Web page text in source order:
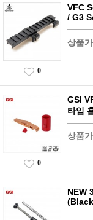
VFC
/ G3
상품
0
GSI
타입
상품
0
NEW